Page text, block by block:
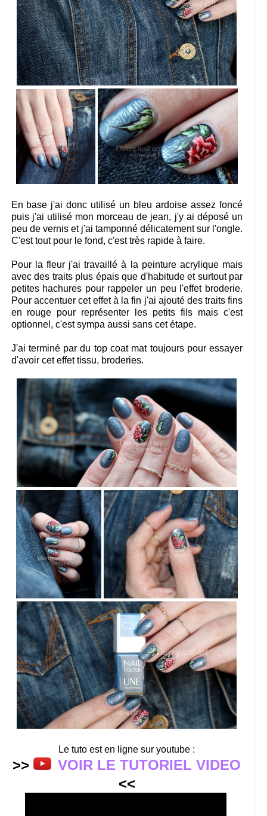
En base j'ai donc utilisé un bleu ardoise assez foncé
puis j'ai utilisé mon morceau de jean, j'y ai déposé un
peu de vernis et j'ai tamponné délicatement sur l'ongle.
C'est tout pour le fond, c'est très rapide à faire.
Pour la fleur j'ai travaillé à la peinture acrylique mais
avec des traits plus épais que d'habitude et surtout par
petites hachures pour rappeler un peu l'effet broderie.
Pour accentuer cet effet à la fin j'ai ajouté des traits fins
en rouge pour représenter les petits fils mais c'est
optionnel, c'est sympa aussi sans cet étape.
J'ai terminé par du top coat mat toujours pour essayer
d'avoir cet effet tissu, broderies.
Le tuto est en ligne sur youtube :
>>
VOIR LE TUTORIEL VIDEO
<<